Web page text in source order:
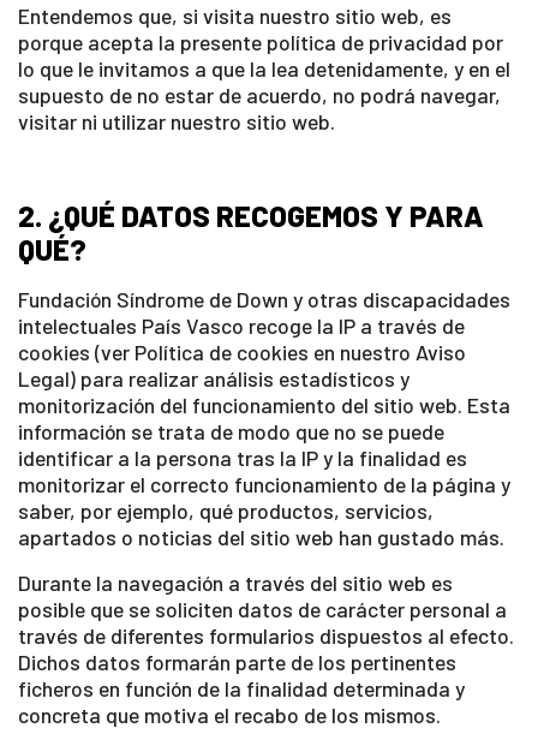
Entendemos que, si visita nuestro sitio web, es
porque acepta la presente política de privacidad por
lo que le invitamos a que la lea detenidamente, y en el
supuesto de no estar de acuerdo, no podrá navegar,
visitar ni utilizar nuestro sitio web.
2. ¿QUÉ DATOS RECOGEMOS Y PARA
QUÉ?
Fundación Síndrome de Down y otras discapacidades
intelectuales País Vasco recoge la IP a través de
cookies (ver Política de cookies en nuestro Aviso
Legal) para realizar análisis estadísticos y
monitorización del funcionamiento del sitio web. Esta
información se trata de modo que no se puede
identificar a la persona tras la IP y la finalidad es
monitorizar el correcto funcionamiento de la página y
saber, por ejemplo, qué productos, servicios,
apartados o noticias del sitio web han gustado más.
Durante la navegación a través del sitio web es
posible que se soliciten datos de carácter personal a
través de diferentes formularios dispuestos al efecto.
Dichos datos formarán parte de los pertinentes
ficheros en función de la finalidad determinada y
concreta que motiva el recabo de los mismos.